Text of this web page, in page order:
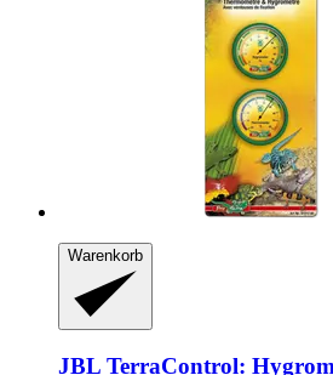
Warenkorb
JBL TerraControl: